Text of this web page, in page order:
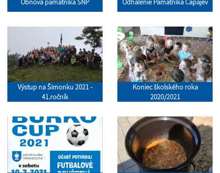
Obnova pamätníka SNP Odhalenie Pamätníka Čapajev
Výstup na Šimonku 2021 -
41.ročník
Koniec školského roka
2020/2021